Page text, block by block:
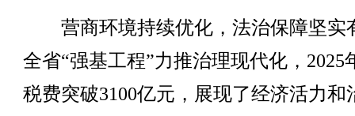
营商环境持续优化，法治保障坚实
全省“强基工程”力推治理现代化，2025
税费突破3100亿元，展现了经济活力和